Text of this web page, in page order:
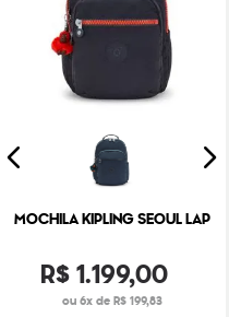
MOCHILA KIPLING SEOUL LAP
R$1.199,00
ou 6x de R$ 199,83